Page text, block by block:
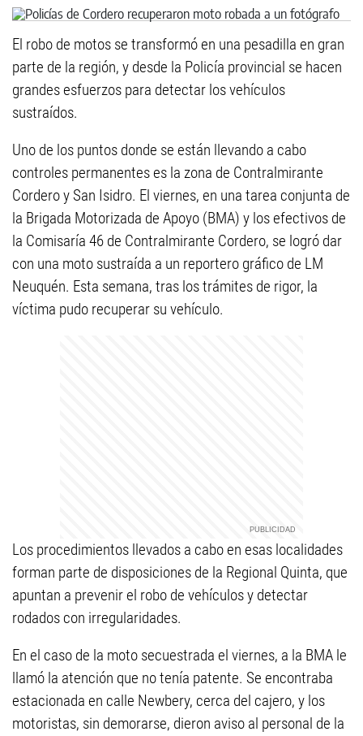
El robo de motos se transformó en una pesadilla en gran
parte de la región, y desde la Policía provincial se hacen
grandes esfuerzos para detectar los vehículos
sustraídos.
Uno de los puntos donde se están llevando a cabo
controles permanentes es la zona de Contralmirante
Cordero y San Isidro. El viernes, en una tarea conjunta de
la Brigada Motorizada de Apoyo (BMA) y los efectivos de
la Comisaría 46 de Contralmirante Cordero, se logró dar
con una moto sustraída a un reportero gráfico de LM
Neuquén. Esta semana, tras los trámites de rigor, la
víctima pudo recuperar su vehículo.
Los procedimientos llevados a cabo en esas localidades
forman parte de disposiciones de la Regional Quinta, que
apuntan a prevenir el robo de vehículos y detectar
rodados con irregularidades.
En el caso de la moto secuestrada el viernes, a la BMA le
llamó la atención que no tenía patente. Se encontraba
estacionada en calle Newbery, cerca del cajero, y los
motoristas, sin demorarse, dieron aviso al personal de la